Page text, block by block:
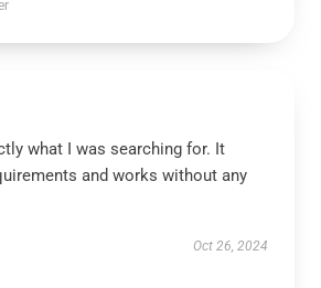
what I was searching for. It
and works without any
Oct 26, 2024